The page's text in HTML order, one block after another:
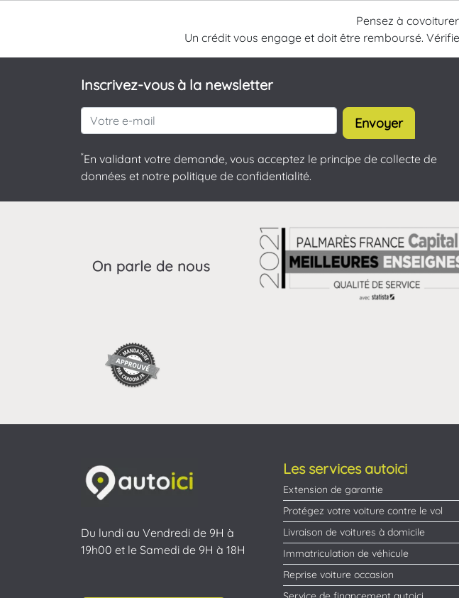
Pensez à
Un crédit vous engage et doit être remboursé.
Inscrivez-vous à la newsletter
Envoyer
*En validant votre demande, vous acceptez le principe de collecte de
données et notre politique de confidentialité.
Du lundi au Vendredi de 9H à
19h00 et le Samedi de 9H à 18H
Les services autoici
Extension de garantie
Protégez votre voiture contre le vol
Livraison de voitures à domicile
Immatriculation de véhicule
Reprise voiture occasion